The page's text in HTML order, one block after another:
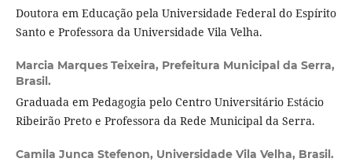
Doutora em Educação pela Universidade Federal do Espírito
Santo e Professora da Universidade Vila Velha.
Marcia Marques Teixeira, Prefeitura Municipal da Serra,
Brasil.
Graduada em Pedagogia pelo Centro Universitário Estácio
Ribeirão Preto e Professora da Rede Municipal da Serra.
Camila Junca Stefenon, Universidade Vila Velha, Brasil.